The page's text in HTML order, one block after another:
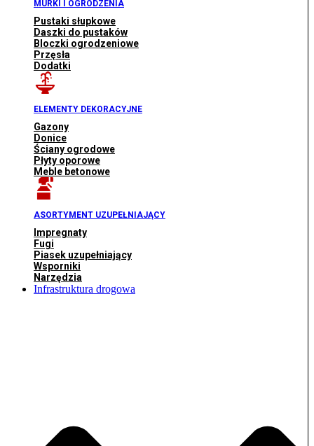
MURKI I OGRODZENIA
Pustaki słupkowe
Daszki do pustaków
Bloczki ogrodzeniowe
Przęsła
Dodatki
ELEMENTY DEKORACYJNE
Gazony
Donice
Ściany ogrodowe
Płyty oporowe
Meble betonowe
ASORTYMENT UZUPEŁNIAJĄCY
Impregnaty
Fugi
Piasek uzupełniający
Wsporniki
Narzędzia
Infrastruktura drogowa